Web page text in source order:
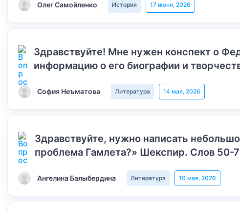
Олег Самойленко История 17 июня, 2026
Здравствуйте! Мне нужен конспект о
информацию о его биографии и
София Неъматова Литература 14 мая, 2026
Здравствуйте, нужно написать
проблема Гамлета?» Шекспир. Слов 50-
Ангелина Балыбердина Литература 10 мая, 2026